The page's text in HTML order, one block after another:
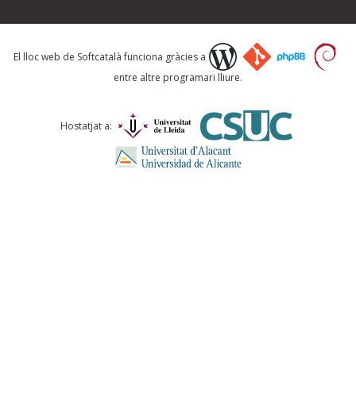
Què proposeu?
Comentari *
El lloc web de Softcatalà funciona gràcies a
entre altre programari lliure.
Hostatjat a: